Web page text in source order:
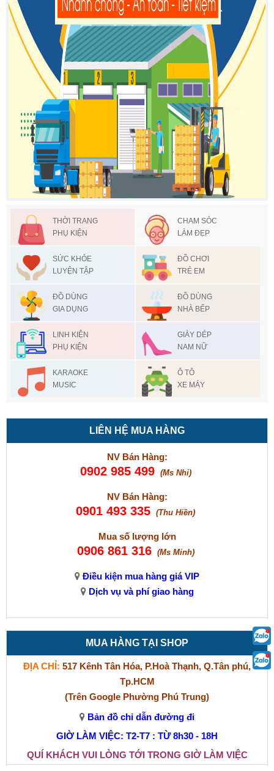
THỜI TRANG
PHỤ KIỆN
CHAM SÓC
LÀM ĐẸP
SỨC KHỎE
LUYỆN TẬP
ĐỒ CHƠI
TRẺ EM
ĐỒ DÙNG
GIA DỤNG
ĐỒ DÙNG
NHÀ BẾP
LINH KIỆN
PHỤ KIỆN
GIÀY DÉP
NAM NỮ
KARAOKE
MUSIC
Ô TÔ
XE MÁY
LIÊN HỆ MUA HÀNG
NV Bán Hàng:
0902 985 499 (Ms Nhi)
NV Bán Hàng:
0901 493 335 (Thu Hiền)
Mua số lượng lớn
0906 861 316 (Ms Minh)
Điều kiện mua hàng giá VIP
Dịch vụ và phí giao hàng
MUA HÀNG TẠI SHOP
ĐỊA CHỈ: 517 Kênh Tân Hóa, P.Hoà Thạnh, Q.Tân phú,
Tp.HCM
(Trên Google Phường Phú Trung)
Bản đồ chỉ dẫn đường đi
GIỜ LÀM VIỆC: T2-T7 : TỪ 8h30 - 18H
QUÍ KHÁCH VUI LÒNG TỚI TRONG GIỜ LÀM VIỆC